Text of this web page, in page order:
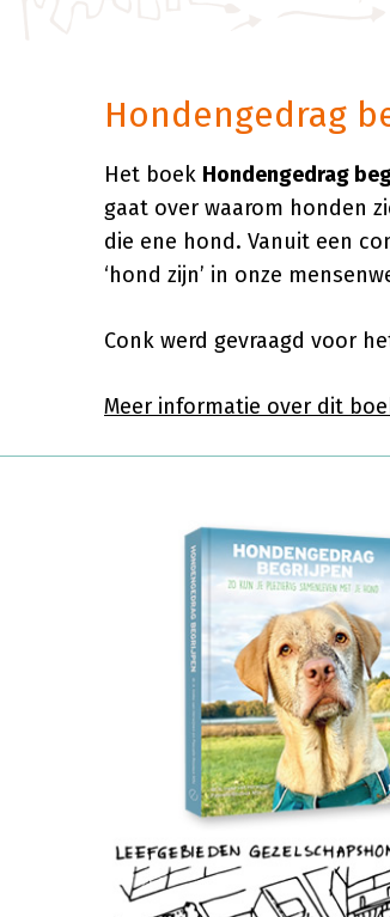
Hondengedrag
Het boek Hondengedrag
gaat over waarom honden
die ene hond. Vanuit een
‘hond zijn’ in onze
Conk werd gevraagd voor
Meer informatie over dit